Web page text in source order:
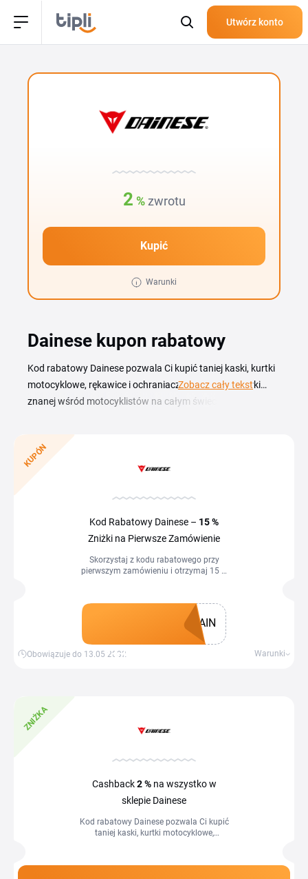
Utwórz konto
2 % zwrotu
Kupić
Warunki
Dainese kupon rabatowy
Kod rabatowy Dainese pozwala Ci kupić taniej kaski, kurtki
motocyklowe, rękawice i ochraniacze od włoskiej marki
znanej wśród motocyklistów na całym świecie. Aktualny
zamówienia. Dainese to sprzęt projektowany z myślą o
bezpieczeństwie i komforcie jazdy — od strojów torowych
rękawic, butów czy kombinezonu na sezon staje się
korzystniejszy, a Ty nie musisz rezygnować z ochrony ani
stylu. Sprawdź dostępne zniżki zanim złożysz zamówienie
Zobacz cały tekst
KUPÓN
Kod Rabatowy Dainese – 15 %
Zniżki na Pierwsze Zamówienie
Skorzystaj z kodu rabatowego przy
pierwszym zamówieniu i otrzymaj 15 %
narciarskie i sportowe. Kod rabatowy
wykorzystaj w koszyku sklepu.
Zdobądź kupon
AIN
Obowiązuje do 13.05.2032 Warunki
ZNIŻKA
Cashback2 %na wszystko w
sklepie Dainese
Kod rabatowy Dainese pozwala Ci kupić
taniej kaski, kurtki motocyklowe,